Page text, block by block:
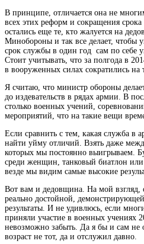
В принципе, отличается она не
всех этих реформ и сокращения
остались еще те, кто жалуется на
Минобороны и так все делает, чтобы
срок службы в один год сам по себе
Стоит учитывать, что за полгода в
в вооруженных силах сократились на
Я считаю, что министр обороны
до издевательств в рядах армии. В
столько военных учений,
мероприятий, что на такие вещи
Если сравнить с тем, какая служба
найти уйму отличий. Взять даже
которых мы постоянно выигрываем.
среди женщин, танковый биатлон
везде мы видим самые высокие
Вот вам и дедовщина. На мой взгляд,
реально достойной,
результаты. И не удивлюсь, если
приняли участие в военных учениях
невозможно забыть. Да я бы и сам не
возраст не тот, да и отслужил давно.